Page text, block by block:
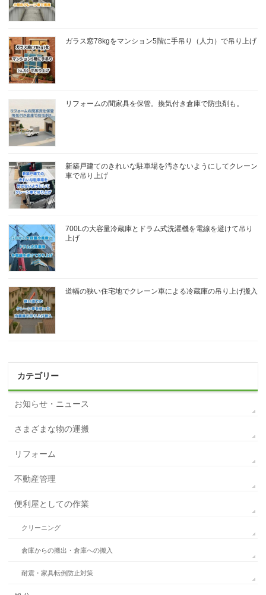
ガラス窓78kgをマンション5階に手吊り（人力）で吊り上げ
リフォームの間家具を保管。換気付き倉庫で防虫剤も。
新築戸建てのきれいな駐車場を汚さないようにしてクレーン
車で吊り上げ
700Lの大容量冷蔵庫とドラム式洗濯機を電線を避けて吊り
上げ
道幅の狭い住宅地でクレーン車による冷蔵庫の吊り上げ搬入
カテゴリー
お知らせ・ニュース
さまざまな物の運搬
リフォーム
不動産管理
便利屋としての作業
クリーニング
倉庫からの搬出・倉庫への搬入
耐震・家具転倒防止対策